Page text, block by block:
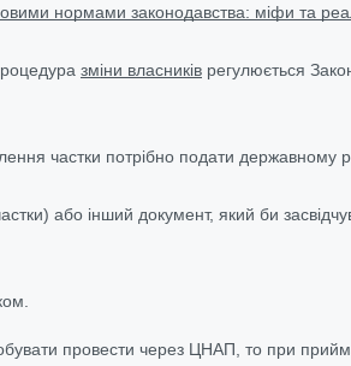
нормами законодавства: міфи та
зміни власників регулюється
частки потрібно подати державному
або інший документ, який би
провести через ЦНАП, то при